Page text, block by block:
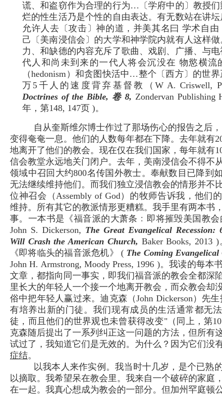
谎、和盗窃作为合理的行为…〔学府中的〕教授
烂的性生活乃是个性的自由表达。有无数站在讲
允许人去〔攻击〕神的道，并美其名曰 学术自由
己〔美南浸信会〕的大学和神学院内就有人这样
力、和缺德的内容充斥了歌曲、戏剧、广播、与
代人和尚未到来的一代人将会沉没在 物慾横流
（hedonism）和贪图快活中…整个〔西方〕的世
万5千人的速度背弃基督教（W A. Criswell,
Doctrines of the Bible, 卷 8, Zondervan Publishing
年，第148, 147页 )。
自从奎斯维尔博士作过了那场伤心的报告之后
变得奄奄一息。他们的人数每年都在下降。去年就有
地离开了他们的教会。现在仅在我们国家，每年就有
信会教堂永远地关门闭户。去年，美南浸信会不得不
领域中召回大约800名传国外教士。奉献数目已降到
无法继续维持他们。而我们独立浸信教会的情形并不
位神召会（Assembly of God）的牧师告诉我，他们
维持。所有其它的教派情形更糟糕。我手里有两本书
事。一本书是《福音派的大萧条﹕即将摧毁美国教
John S. Dickerson, The Great Evangelical Recession:
Will Crash the American Church, Baker Books, 2013
《即将临头的福音派危机》 ( The Coming Evangelical
John H. Armstrong, Moody Press, 1996 )。我读的每本
文章，都指向同一事实，即我们福音派的教会全都深
里长大的年轻人一个接一个地离开教会，而众教会却
俗中把年轻人赢过来。迪克森（John Dickerson）先
有培养出新的门徒。我们现有成员的生活通常都无
徒，而且他们的世界观也未曾获得改变"（同上，第
克森随后提出了一系列纠正这一问题的方法，但所有
试过了，我知道它们是无效的。为什么？因为它们没
症结。
以我本人来作实例。我当时十几岁，是个已熟
以摘取。我希望呆在教会里。我来自一个破碎的家庭
在一起。我真心想成为教会的一部分。但加州罕庭顿